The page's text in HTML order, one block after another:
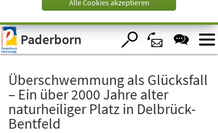
Visuelle
Assistenzsoftware
öffnen.
Alle Cookies akzeptieren
Paderborn
Überschwemmung als Glücksfall
– Ein über 2000 Jahre alter
naturheiliger Platz in Delbrück-
Bentfeld